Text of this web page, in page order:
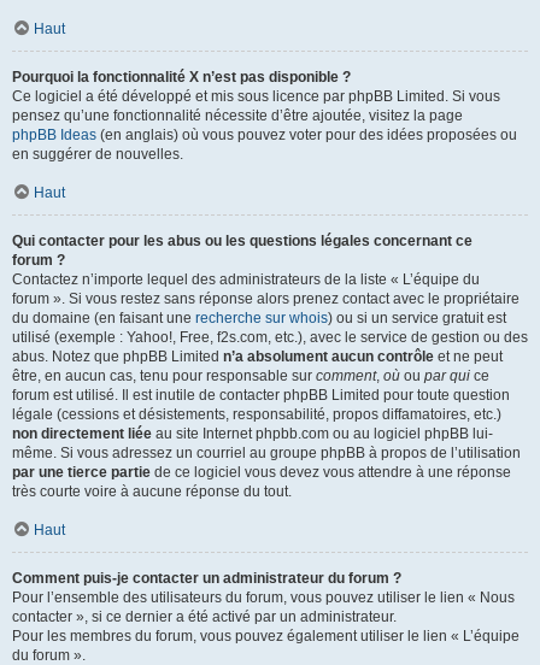
Haut
Pourquoi la fonctionnalité X n’est pas disponible ?
Ce logiciel a été développé et mis sous licence par phpBB Limited. Si vous
pensez qu’une fonctionnalité nécessite d’être ajoutée, visitez la page
phpBB Ideas (en anglais) où vous pouvez voter pour des idées proposées ou
en suggérer de nouvelles.
Haut
Qui contacter pour les abus ou les questions légales concernant ce
forum ?
Contactez n’importe lequel des administrateurs de la liste « L’équipe du
forum ». Si vous restez sans réponse alors prenez contact avec le propriétaire
du domaine (en faisant une recherche sur whois) ou si un service gratuit est
utilisé (exemple : Yahoo!, Free, f2s.com, etc.), avec le service de gestion ou des
abus. Notez que phpBB Limited n’a absolument aucun contrôle et ne peut
être, en aucun cas, tenu pour responsable sur comment, où ou par qui ce
forum est utilisé. Il est inutile de contacter phpBB Limited pour toute question
légale (cessions et désistements, responsabilité, propos diffamatoires, etc.)
non directement liée au site Internet phpbb.com ou au logiciel phpBB lui-
même. Si vous adressez un courriel au groupe phpBB à propos de l’utilisation
par une tierce partie de ce logiciel vous devez vous attendre à une réponse
très courte voire à aucune réponse du tout.
Haut
Comment puis-je contacter un administrateur du forum ?
Pour l’ensemble des utilisateurs du forum, vous pouvez utiliser le lien « Nous
contacter », si ce dernier a été activé par un administrateur.
Pour les membres du forum, vous pouvez également utiliser le lien « L’équipe
du forum ».